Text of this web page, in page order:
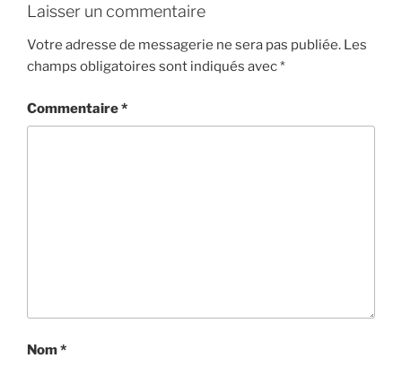
Laisser un commentaire
Votre adresse de messagerie ne sera pas publiée. Les
champs obligatoires sont indiqués avec*
Commentaire*
Nom*